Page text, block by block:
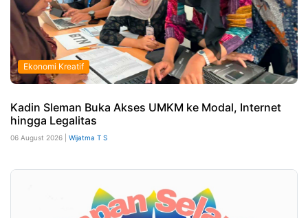
Ekonomi Kreatif
Kadin Sleman Buka Akses UMKM ke Modal, Internet
hingga Legalitas
06 August 2026 | Wijatma T S